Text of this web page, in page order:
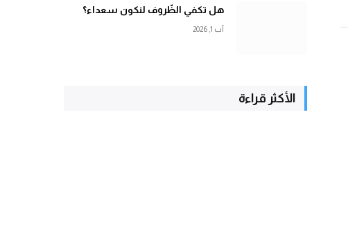
هل تكفي الظّروف لنكون سعداء؟
آب 1, 2026
الأكثر قراءة